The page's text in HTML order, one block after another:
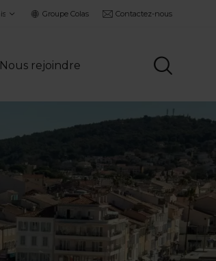
Groupe Colas Contactez-nous
Nous rejoindre